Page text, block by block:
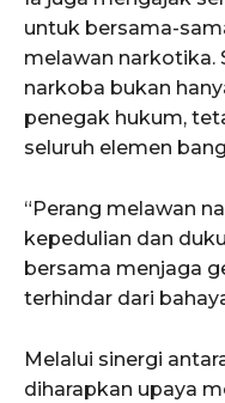
untuk bersama-
melawan narkotika.
narkoba bukan
penegak hukum,
seluruh elemen
“Perang melawan
kepedulian dan
bersama menjaga
terhindar dari
Melalui sinergi
diharapkan upaya